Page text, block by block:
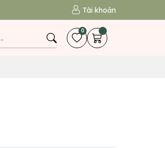
Tài khoản
0